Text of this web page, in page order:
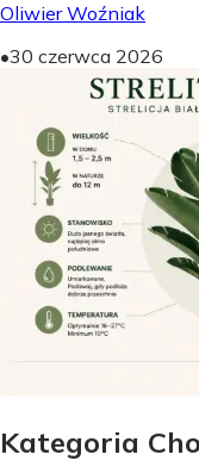
Oliwier Woźniak
•30 czerwca 2026
Kategoria